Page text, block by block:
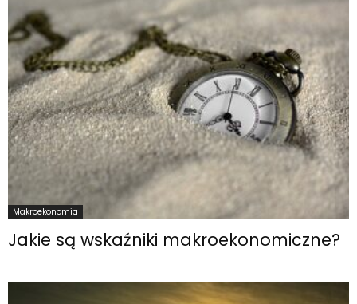
Makroekonomia
Jakie są wskaźniki makroekonomiczne?